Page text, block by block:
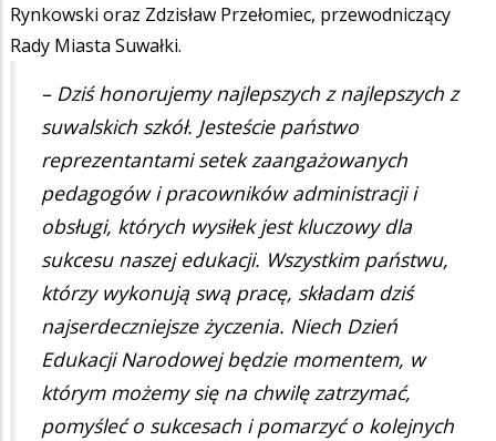
Rynkowski oraz Zdzisław Przełomiec, przewodniczący
Rady Miasta Suwałki.
– Dziś honorujemy najlepszych z najlepszych z
suwalskich szkół. Jesteście państwo
reprezentantami setek zaangażowanych
pedagogów i pracowników administracji i
obsługi, których wysiłek jest kluczowy dla
sukcesu naszej edukacji. Wszystkim państwu,
którzy wykonują swą pracę, składam dziś
najserdeczniejsze życzenia. Niech Dzień
Edukacji Narodowej będzie momentem, w
którym możemy się na chwilę zatrzymać,
pomyśleć o sukcesach i pomarzyć o kolejnych